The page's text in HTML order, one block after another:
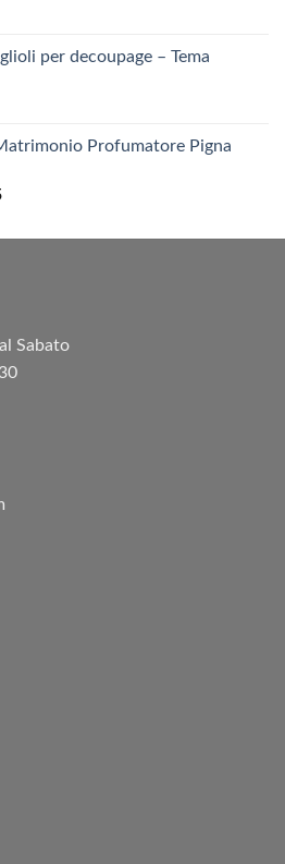
per decoupage – Tema
Profumatore Pigna
Il
attuale
Sabato